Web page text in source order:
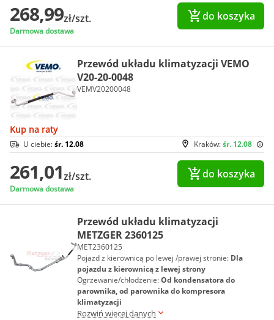
268,99zł/szt.
Darmowa dostawa
do koszyka
Przewód układu klimatyzacji VEMO
V20-20-0048
VEMV20200048
Kup na raty
Kraków:śr. 12.08
U ciebie:śr. 12.08
261,01zł/szt.
Darmowa dostawa
do koszyka
Przewód układu klimatyzacji
METZGER 2360125
MET2360125
Pojazd z kierownicą po lewej /prawej stronie: Dla
pojazdu z kierownicą z lewej strony
Ogrzewanie/chłodzenie:Od kondensatora do
parownika, od parownika do kompresora
klimatyzacji
Rozwiń więcej danych